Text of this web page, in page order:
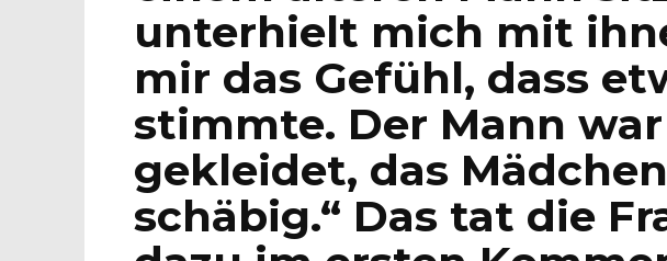
unterhielt mich mit
mir das Gefühl, dass
stimmte. Der Mann
gekleidet, das
schäbig.“ Das tat die